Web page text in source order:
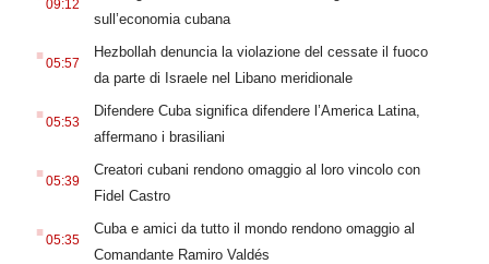
09:12
sull’economia cubana
. 05:57
Hezbollah denuncia la violazione del cessate il fuoco
da parte di Israele nel Libano meridionale
. 05:53
Difendere Cuba significa difendere l’America Latina,
affermano i brasiliani
. 05:39
Creatori cubani rendono omaggio al loro vincolo con
Fidel Castro
. 05:35
Cuba e amici da tutto il mondo rendono omaggio al
Comandante Ramiro Valdés